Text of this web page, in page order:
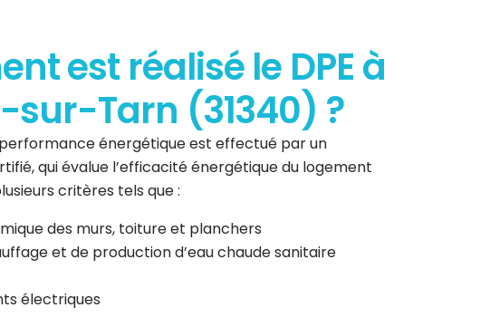
est réalisé le DPE à
sur-Tarn (31340) ?
énergétique est effectué par un
qui évalue l’efficacité énergétique du logement
critères tels que :
des murs, toiture et planchers
et de production d’eau chaude sanitaire
électriques